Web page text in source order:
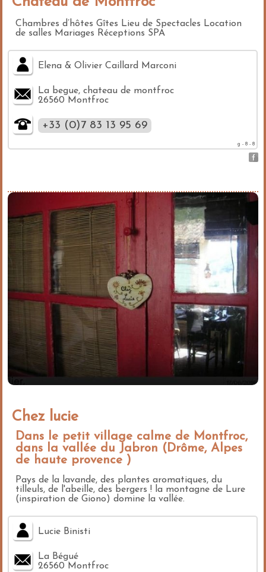
Chambres d’hôtes Gîtes Lieu de Spectacles Location
de salles Mariages Réceptions SPA
Elena & Olivier Caillard Marconi
La begue, chateau de montfroc
26560 Montfroc
+33 (0)7 83 13 95 69
g - 8 - 8
Chez lucie
Dans le petit village calme de Montfroc,
dans la vallée du Jabron (Drôme, Alpes
de haute provence )
Pays de la lavande, des plantes aromatiques, du
tilleuls, de l'abeille, des bergers ! la montagne de Lure
(inspiration de Giono) domine la vallée.
Lucie Binisti
La Bégué
26560 Montfroc